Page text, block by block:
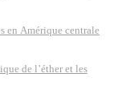
en Amérique centrale
de l’éther et les